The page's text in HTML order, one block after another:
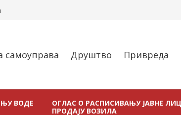
самоуправа Друштво Привреда
ОГЛАС О РАСПИСИВАЊУ ЈАВНЕ ЛИЦИТАЦИЈЕ ЗА
ПРОДАЈУ ВОЗИЛА